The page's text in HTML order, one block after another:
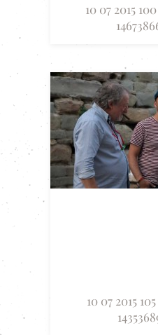
10 07 2015
10 07 2015